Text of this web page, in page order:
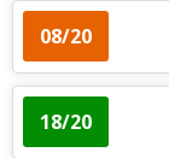
08/20
18/20